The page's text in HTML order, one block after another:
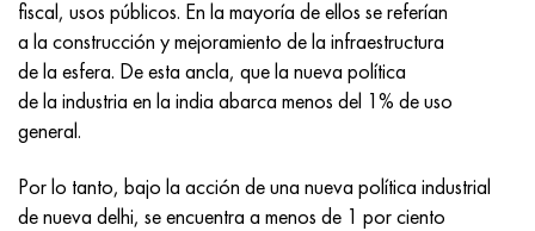
fiscal, usos públicos. En la mayoría de ellos se referían
a la construcción y mejoramiento de la infraestructura
de la esfera. De esta ancla, que la nueva política
de la industria en la india abarca menos del 1% de uso
general.
Por lo tanto, bajo la acción de una nueva política industrial
de nueva delhi, se encuentra a menos de 1 por ciento
Incotherm
incotest
Jette M152
Cobalto 6B
47ND
47НХР
49KF
49K2F, 49K2FA-VI
HN62VMYUT
HN62MVKYU
HN63MB
XN65VM
VT-35
PT-1M
PT-3V
PT-7M
1.4466 - AISI 310MoLn
Aleación Al6xn
15-7Ph® - 1.4532
PH 13-8 meses - 1.4534
10X17H13M3T
10X18N18Yu4D
11X11N2V2MF
12Х18Н9Т
2,0872, CuNi10Fe1Mn, Cw352h
Bronce aluminio silicio
CW301G, C64200
bronce de silicio
latón rojo
C84400, CuSn2ZnPb
C83600, CuSn5ZnPb
45G2, 45g2, AISI 1144
Aleación de acero estructural
10g2, 10g2, AISI 1513
12X2H4A, 15NiCr13, 1.5752
Р6М5, 1.3343, hs6-5-2, sw7m
Р6М5К5, 1.3243, hs6-5-2-5
R6M5F3, 1.3344, hs6-5-3
9М4К8,1.3207